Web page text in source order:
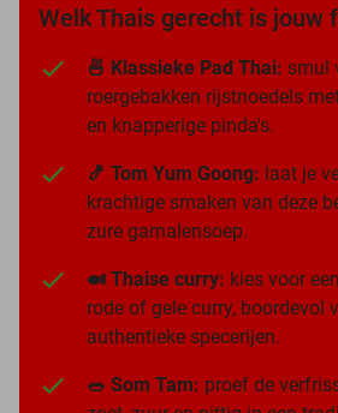
Welk Thais gerecht is jouw
🍜 Klassieke Pad Thai: smul
roergebakken rijstnoedels
en knapperige pinda's.
🍤 Tom Yum Goong: laat je
krachtige smaken van deze
zure garnalensoep.
🍛 Thaise curry: kies voor
rode of gele curry, boordevol
authentieke specerijen.
🥗 Som Tam: proef de